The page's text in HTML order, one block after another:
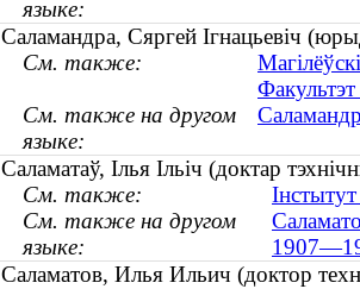
языке:
Саламандра, Сяргей Ігнацьевіч
См. также:
Факультэт
См. также на другом
языке:
Саламатаў, Ілья Ільіч (доктар
См. также:
См. также на другом
языке:
Саламатов, Илья Ильич (доктор